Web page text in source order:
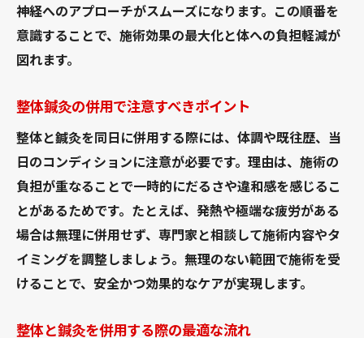
神経へのアプローチがスムーズになります。この順番を
意識することで、施術効果の最大化と体への負担軽減が
図れます。
整体鍼灸の併用で注意すべきポイント
整体と鍼灸を同日に併用する際には、体調や既往歴、当
日のコンディションに注意が必要です。理由は、施術の
負担が重なることで一時的にだるさや違和感を感じるこ
とがあるためです。たとえば、発熱や極端な疲労がある
場合は無理に併用せず、専門家と相談して施術内容やタ
イミングを調整しましょう。無理のない範囲で施術を受
けることで、安全かつ効果的なケアが実現します。
整体と鍼灸を併用する際の最適な流れ